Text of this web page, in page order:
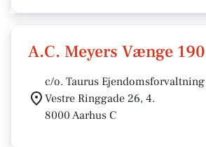
A.C. Meyers Vænge
c/o. Taurus Ejendomsforvaltning
Vestre Ringgade 26, 4.
8000 Aarhus C